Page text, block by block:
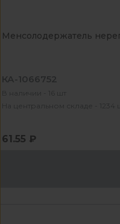
Менсолодержатель
КА-1066752
В наличии - 16 шт
На центральном складе - 1234
61.55 ₽